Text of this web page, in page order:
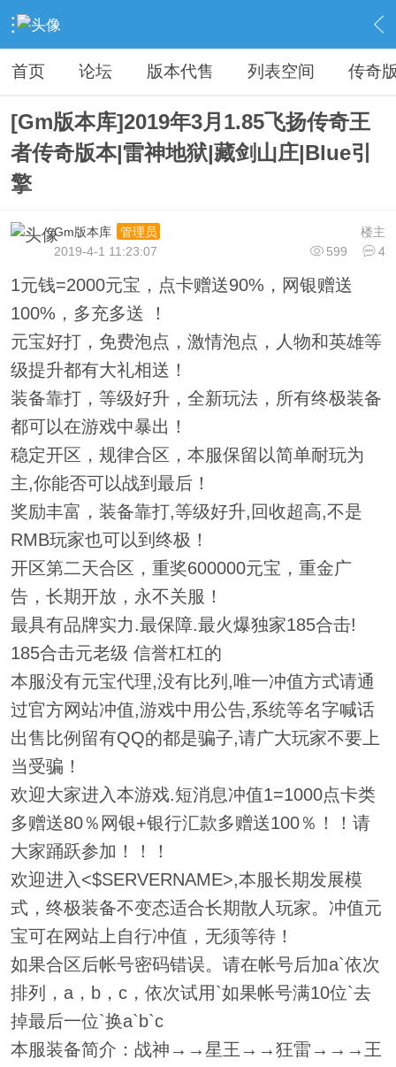
› 传奇私服专区 › 传奇商业版本免费下载 › 内容
首页 论坛 版本代售 列表空间 传奇
[Gm版本库]2019年3月1.85飞扬传奇王
者传奇版本|雷神地狱|藏剑山庄|Blue引
擎
楼主
Gm版本库
管理员
599
4
2019-4-1 11:23:07
1元钱=2000元宝，点卡赠送90%，网银赠送
100%，多充多送 ！
元宝好打，免费泡点，激情泡点，人物和英雄等
级提升都有大礼相送！
装备靠打，等级好升，全新玩法，所有终极装备
都可以在游戏中暴出！
稳定开区，规律合区，本服保留以简单耐玩为
主,你能否可以战到最后！
奖励丰富，装备靠打,等级好升,回收超高,不是
RMB玩家也可以到终极！
开区第二天合区，重奖600000元宝，重金广
告，长期开放，永不关服！
最具有品牌实力.最保障.最火爆独家185合击!
185合击元老级 信誉杠杠的
本服没有元宝代理,没有比列,唯一冲值方式请通
过官方网站冲值,游戏中用公告,系统等名字喊话
出售比例留有QQ的都是骗子,请广大玩家不要上
当受骗！
欢迎大家进入本游戏.短消息冲值1=1000点卡类
多赠送80％网银+银行汇款多赠送100％！！请
大家踊跃参加！！！
欢迎进入<$SERVERNAME>,本服长期发展模
式，终极装备不变态适合长期散人玩家。冲值元
宝可在网站上自行冲值，无须等待！
如果合区后帐号密码错误。请在帐号后加a`依次
排列，a，b，c，依次试用`如果帐号满10位`去
掉最后一位`换a`b`c
本服装备简介：战神→→星王→→狂雷→→→王